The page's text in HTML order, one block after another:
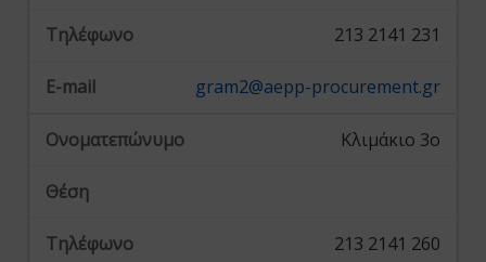
213 2141 231
gram2@aepp-procurement.gr
Κλιμάκιο 3ο
213 2141 260